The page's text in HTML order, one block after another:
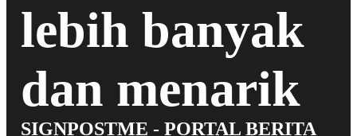
lebih banyak
dan menarik
SIGNPOSTME - PORTAL BERITA